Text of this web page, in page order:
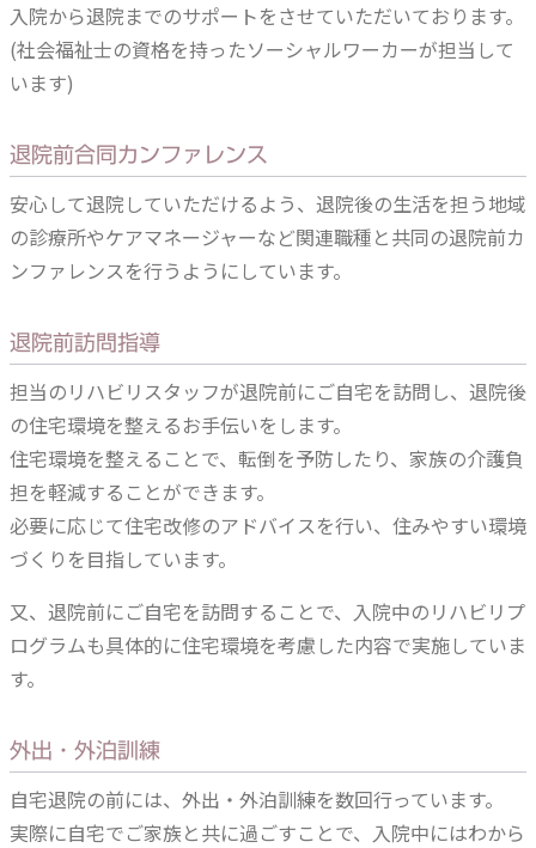
入院から退院までのサポートをさせていただいております。
(社会福祉士の資格を持ったソーシャルワーカーが担当して
います)
退院前合同カンファレンス
安心して退院していただけるよう、退院後の生活を担う地域
の診療所やケアマネージャーなど関連職種と共同の退院前カ
ンファレンスを行うようにしています。
退院前訪問指導
担当のリハビリスタッフが退院前にご自宅を訪問し、退院後
の住宅環境を整えるお手伝いをします。
住宅環境を整えることで、転倒を予防したり、家族の介護負
担を軽減することができます。
必要に応じて住宅改修のアドバイスを行い、住みやすい環境
づくりを目指しています。
又、退院前にご自宅を訪問することで、入院中のリハビリプ
ログラムも具体的に住宅環境を考慮した内容で実施していま
す。
外出・外泊訓練
自宅退院の前には、外出・外泊訓練を数回行っています。
実際に自宅でご家族と共に過ごすことで、入院中にはわから